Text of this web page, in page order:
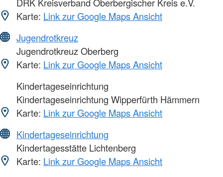
Karte: Link zur Google Maps Ansicht
Jugendrotkreuz
Jugendrotkreuz Oberberg
Karte: Link zur Google Maps Ansicht
Kindertageseinrichtung
Kindertageseinrichtung Wipperfürth Hämmern
Karte: Link zur Google Maps Ansicht
Kindertageseinrichtung
Kindertagesstätte Lichtenberg
Karte: Link zur Google Maps Ansicht